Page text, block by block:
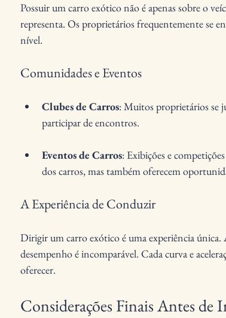
Possuir um carro exótico não é apenas sobre o
representa. Os proprietários frequentemente se
nível.
Comunidades e Eventos
Clubes de Carros: Muitos proprietários se
participar de encontros.
Eventos de Carros: Exibições e
dos carros, mas também oferecem
A Experiência de Conduzir
Dirigir um carro exótico é uma experiência única.
desempenho é incomparável. Cada curva e
oferecer.
Considerações Finais Antes de